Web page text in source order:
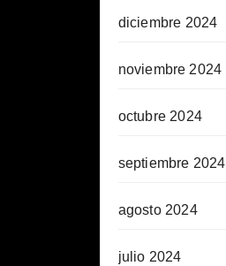
diciembre 2024
noviembre 2024
octubre 2024
septiembre 2024
agosto 2024
julio 2024